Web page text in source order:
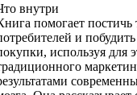
внутри
помогает
и
используя для